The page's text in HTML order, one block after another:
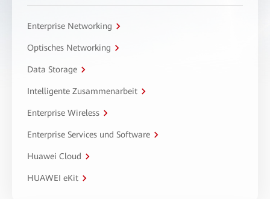
Enterprise Networking
Optisches Networking
Data Storage
Intelligente Zusammenarbeit
Enterprise Wireless
Enterprise Services und Software
Huawei Cloud
HUAWEI eKit